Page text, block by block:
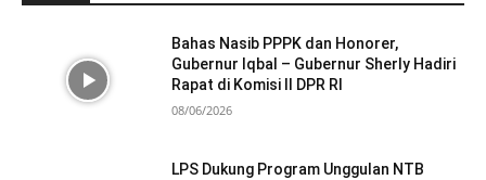
Bahas Nasib PPPK dan Honorer,
Gubernur Iqbal – Gubernur Sherly Hadiri
Rapat di Komisi II DPR RI
08/06/2026
LPS Dukung Program Unggulan NTB